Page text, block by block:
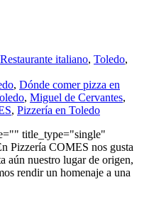
Restaurante italiano, Toledo,
, Dónde comer pizza en
, Miguel de Cervantes,
, Pizzería en Toledo
title_type="single"
Pizzería COMES nos gusta
aún nuestro lugar de origen,
rendir un homenaje a una